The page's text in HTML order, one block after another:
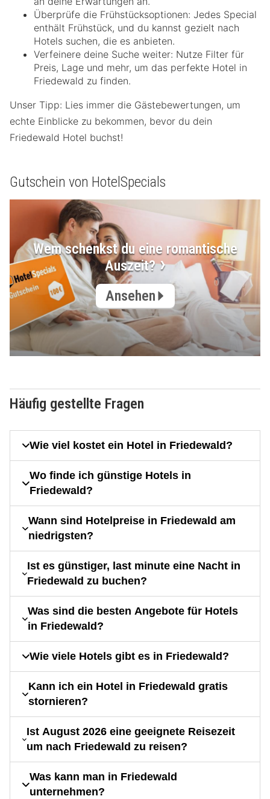
Überprüfe die Frühstücksoptionen: Jedes Special
enthält Frühstück, und du kannst gezielt nach
Hotels suchen, die es anbieten.
Verfeinere deine Suche weiter: Nutze Filter für
Preis, Lage und mehr, um das perfekte Hotel in
Friedewald zu finden.
Unser Tipp: Lies immer die Gästebewertungen, um
echte Einblicke zu bekommen, bevor du dein
Friedewald Hotel buchst!
Gutschein von HotelSpecials
Wem schenkst du eine romantische
Auszeit?
Ansehen
Häufig gestellte Fragen
Wie viel kostet ein Hotel in Friedewald?
Wo finde ich günstige Hotels in
Friedewald?
Wann sind Hotelpreise in Friedewald am
niedrigsten?
Ist es günstiger, last minute eine Nacht in
Friedewald zu buchen?
Was sind die besten Angebote für Hotels
in Friedewald?
Wie viele Hotels gibt es in Friedewald?
Kann ich ein Hotel in Friedewald gratis
stornieren?
Ist August 2026 eine geeignete Reisezeit
um nach Friedewald zu reisen?
Was kann man in Friedewald
unternehmen?